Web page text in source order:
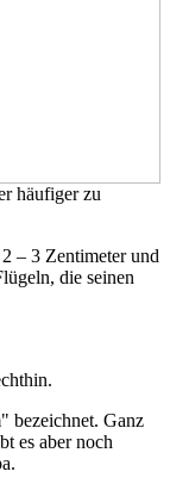
häufiger zu
– 3 Zentimeter und
die seinen
bezeichnet. Ganz
es aber noch